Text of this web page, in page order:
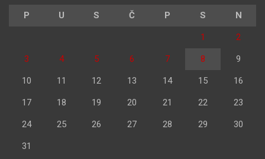
P U S Č P S N
1 2
3 4 5 6 7 8 9
10 11 12 13 14 15 16
17 18 19 20 21 22 23
24 25 26 27 28 29 30
31